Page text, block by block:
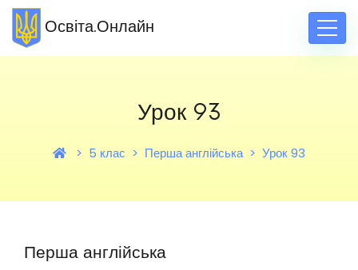
Освіта.Онлайн
Урок 93
5 клас Перша англійська Урок 93
Перша англійська